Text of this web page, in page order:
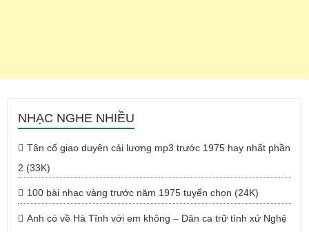
NHẠC NGHE NHIỀU
Tân cổ giao duyên cải lương mp3 trước 1975 hay nhất phần
2 (33K)
100 bài nhạc vàng trước năm 1975 tuyển chọn (24K)
Anh có về Hà Tĩnh với em không – Dân ca trữ tình xứ Nghệ